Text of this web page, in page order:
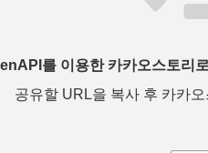
를 이용한 카카오스토리
공유할 URL을 복사 후 카카